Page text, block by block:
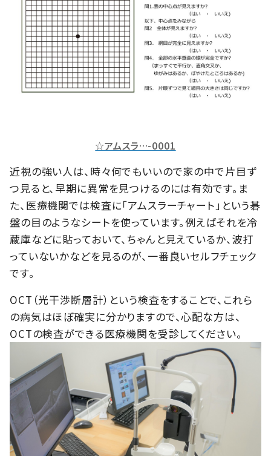
☆アムスラ…-0001
近視の強い人は、時々何でもいいので家の中で片目ず
つ見ると、早期に異常を見つけるのには有効です。ま
た、医療機関では検査に「アムスラーチャート」という碁
盤の目のようなシートを使っています。例えばそれを冷
蔵庫などに貼っておいて、ちゃんと見えているか、波打
っていないかなどを見るのが、一番良いセルフチェック
です。
OCT（光干渉断層計）という検査をすることで、これら
の病気はほぼ確実に分かりますので、心配な方は、
OCTの検査ができる医療機関を受診してください。